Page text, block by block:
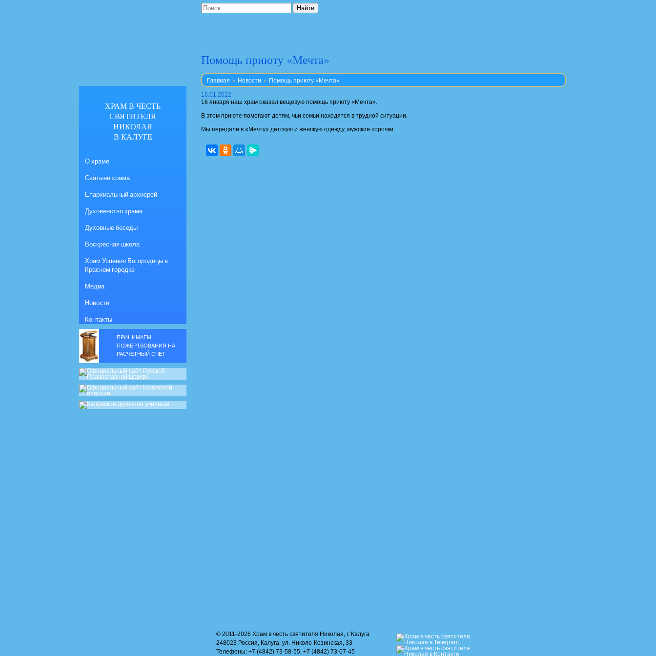
Помощь приюту «Мечта»
Главная » Новости » Помощь приюту «Мечта»
16.01.2022
16 января наш храм оказал вещевую помощь приюту «Мечта».
В этом приюте помогают детям, чьи семьи находятся в трудной ситуации.
Мы передали в «Мечту» детскую и женскую одежду, мужские сорочки.
ХРАМ В ЧЕСТЬ
СВЯТИТЕЛЯ
НИКОЛАЯ
В КАЛУГЕ
О храме
Святыни храма
Епархиальный архиерей
Духовенство храма
Духовные беседы
Воскресная школа
Храм Успения Богородицы в
Красном городке
Медиа
Новости
Контакты
ПРИНИМАЕМ
ПОЖЕРТВОВАНИЯ НА
РАСЧЕТНЫЙ СЧЕТ
© 2011-2026 Храм в честь святителя Николая, г. Калуга
248023 Россия, Калуга, ул. Николо-Козинская, 33
Телефоны: +7 (4842) 73-58-55, +7 (4842) 73-07-45